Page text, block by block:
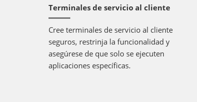
Terminales de servicio al cliente
Cree terminales de servicio al cliente
seguros, restrinja la funcionalidad y
asegúrese de que solo se ejecuten
aplicaciones específicas.